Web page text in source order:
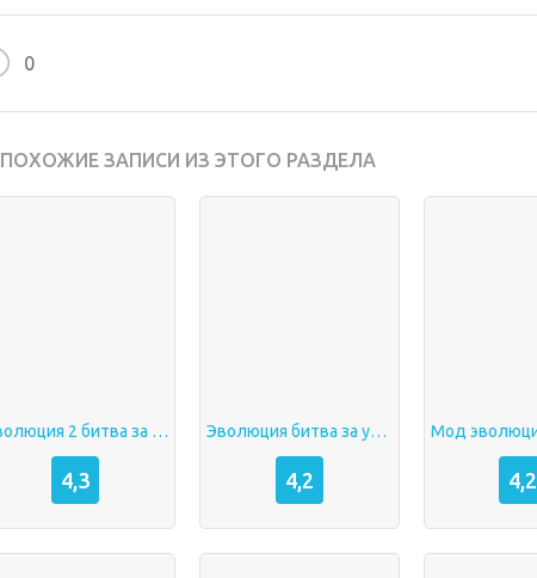
0
ПОХОЖИЕ ЗАПИСИ ИЗ ЭТОГО РАЗДЕЛА
Эволюция 2 битва за утопию мод
4,3
Эволюция битва за утопию мод
4,2 4,2